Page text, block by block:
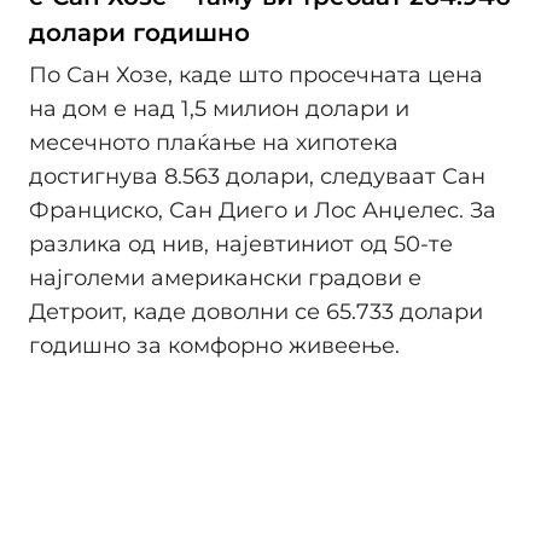
долари годишно
По Сан Хозе, каде што просечната цена
на дом е над 1,5 милион долари и
месечното плаќање на хипотека
достигнува 8.563 долари, следуваат Сан
Франциско, Сан Диего и Лос Анџелес. За
разлика од нив, најевтиниот од 50-те
најголеми американски градови е
Детроит, каде доволни се 65.733 долари
годишно за комфорно живеење.